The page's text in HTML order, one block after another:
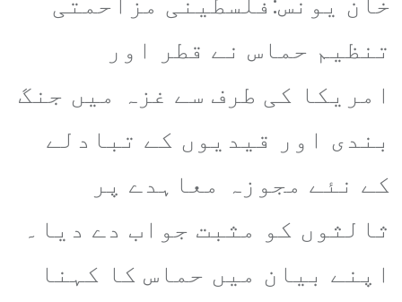
تنظیم حماس نے قطر اور
امریکا کی طرف سے غزہ میں جنگ
بندی اور قیدیوں کے تبادلے
کے نئے مجوزہ معاہدے پر
ثالثوں کو مثبت جواب دے دیا۔
اپنے بیان میں حماس کا کہنا